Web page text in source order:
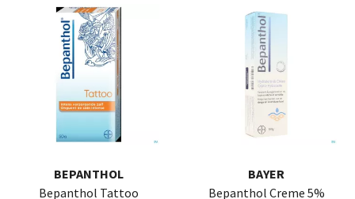
BEPANTHOL
Bepanthol Tattoo
BAYER
Bepanthol Creme 5%